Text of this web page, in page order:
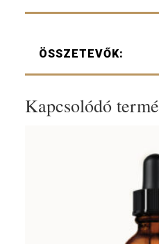
ÖSSZETEVŐK:
Kapcsolódó